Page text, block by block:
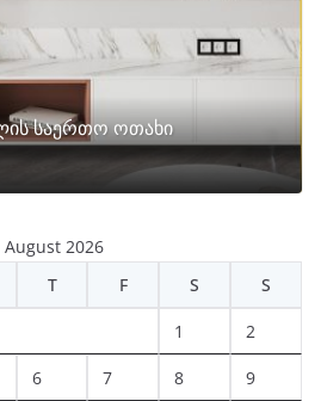
საერთო ოთახი
August 2026
T F S S
1 2
6 7 8 9